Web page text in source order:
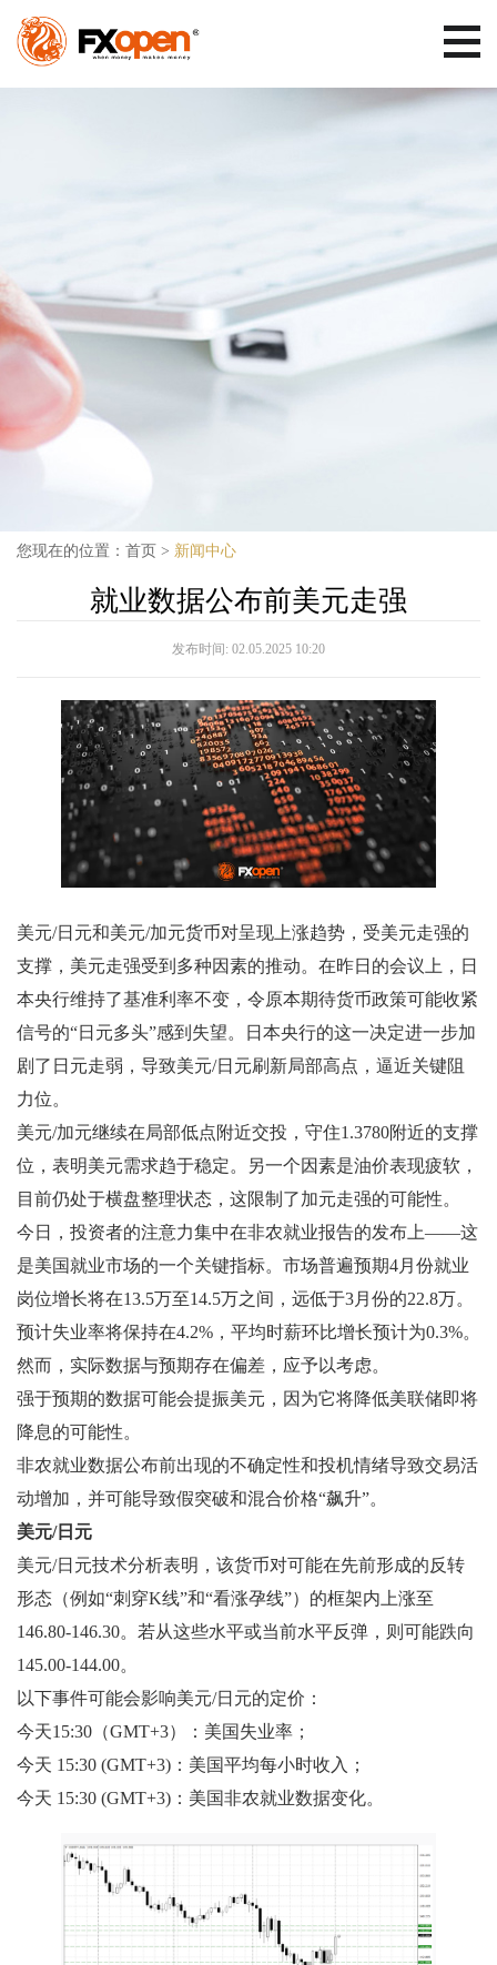
您现在的位置： 首页 > 新闻中心
就业数据公布前美元走强
发布时间: 02.05.2025 10:20
美元/日元和美元/加元货币对呈现上涨趋势，受美元走强的
支撑，美元走强受到多种因素的推动。在昨日的会议上，日
本央行维持了基准利率不变，令原本期待货币政策可能收紧
信号的“日元多头”感到失望。日本央行的这一决定进一步加
剧了日元走弱，导致美元/日元刷新局部高点，逼近关键阻
力位。
美元/加元继续在局部低点附近交投，守住1.3780附近的支撑
位，表明美元需求趋于稳定。另一个因素是油价表现疲软，
目前仍处于横盘整理状态，这限制了加元走强的可能性。
今日，投资者的注意力集中在非农就业报告的发布上——这
是美国就业市场的一个关键指标。市场普遍预期4月份就业
岗位增长将在13.5万至14.5万之间，远低于3月份的22.8万。
预计失业率将保持在4.2%，平均时薪环比增长预计为0.3%。
然而，实际数据与预期存在偏差，应予以考虑。
强于预期的数据可能会提振美元，因为它将降低美联储即将
降息的可能性。
非农就业数据公布前出现的不确定性和投机情绪导致交易活
动增加，并可能导致假突破和混合价格“飙升”。
美元/日元
美元/日元技术分析表明，该货币对可能在先前形成的反转
形态（例如“刺穿K线”和“看涨孕线”）的框架内上涨至
146.80-146.30。若从这些水平或当前水平反弹，则可能跌向
145.00-144.00。
以下事件可能会影响美元/日元的定价：
今天15:30（GMT+3）：美国失业率；
今天 15:30 (GMT+3)：美国平均每小时收入；
今天 15:30 (GMT+3)：美国非农就业数据变化。